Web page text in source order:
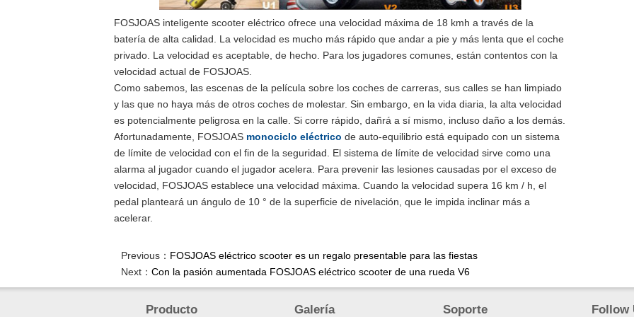
FOSJOAS inteligente scooter eléctrico ofrece una velocidad máxima de 18 kmh a través de la
batería de alta calidad. La velocidad es mucho más rápido que andar a pie y más lenta que el coche
privado. La velocidad es aceptable, de hecho. Para los jugadores comunes, están contentos con la
velocidad actual de FOSJOAS.
Como sabemos, las escenas de la película sobre los coches de carreras, sus calles se han limpiado
y las que no haya más de otros coches de molestar. Sin embargo, en la vida diaria, la alta velocidad
es potencialmente peligrosa en la calle. Si corre rápido, dañrá a sí mismo, incluso daño a los demás.
Afortunadamente, FOSJOAS monociclo eléctrico de auto-equilibrio está equipado con un sistema
de límite de velocidad con el fin de la seguridad. El sistema de límite de velocidad sirve como una
alarma al jugador cuando el jugador acelera. Para prevenir las lesiones causadas por el exceso de
velocidad, FOSJOAS establece una velocidad máxima. Cuando la velocidad supera 16 km / h, el
pedal planteará un ángulo de 10 ° de la superficie de nivelación, que le impida inclinar más a
acelerar.
Previous： FOSJOAS eléctrico scooter es un regalo presentable para las fiestas
Next： Con la pasión aumentada FOSJOAS eléctrico scooter de una rueda V6
Producto Galería Soporte Follow